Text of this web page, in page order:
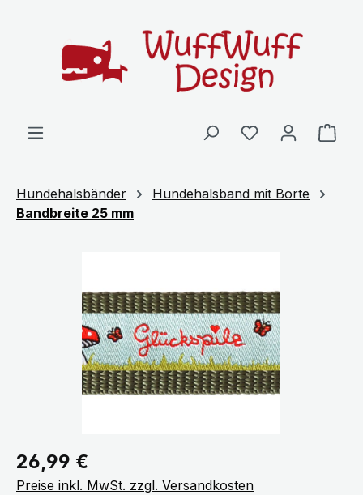
Hundehalsbänder
Hundehalsband mit Borte
Bandbreite 25 mm
Regulärer Preis:
26,99 €
Preise inkl. MwSt. zzgl. Versandkosten